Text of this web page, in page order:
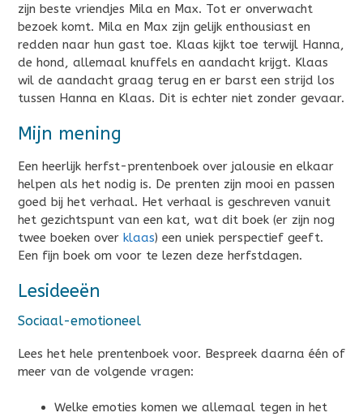
zijn beste vriendjes Mila en Max. Tot er onverwacht
bezoek komt. Mila en Max zijn gelijk enthousiast en
redden naar hun gast toe. Klaas kijkt toe terwijl Hanna,
de hond, allemaal knuffels en aandacht krijgt. Klaas
wil de aandacht graag terug en er barst een strijd los
tussen Hanna en Klaas. Dit is echter niet zonder gevaar.
Mijn mening
Een heerlijk herfst-prentenboek over jalousie en elkaar
helpen als het nodig is. De prenten zijn mooi en passen
goed bij het verhaal. Het verhaal is geschreven vanuit
het gezichtspunt van een kat, wat dit boek (er zijn nog
twee boeken over klaas) een uniek perspectief geeft.
Een fijn boek om voor te lezen deze herfstdagen.
Lesideeën
Sociaal-emotioneel
Lees het hele prentenboek voor. Bespreek daarna één of
meer van de volgende vragen:
Welke emoties komen we allemaal tegen in het